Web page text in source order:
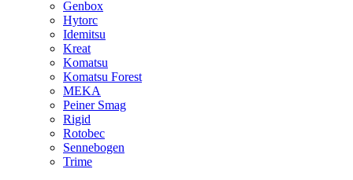
Genbox
Hytorc
Idemitsu
Kreat
Komatsu
Komatsu Forest
MEKA
Peiner Smag
Rigid
Rotobec
Sennebogen
Trime